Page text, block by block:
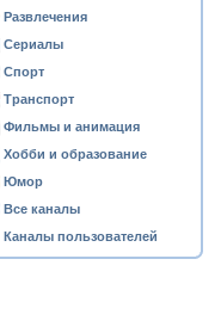
Развлечения
Сериалы
Спорт
Транспорт
Фильмы и анимация
Хобби и образование
Юмор
Все каналы
Каналы пользователей